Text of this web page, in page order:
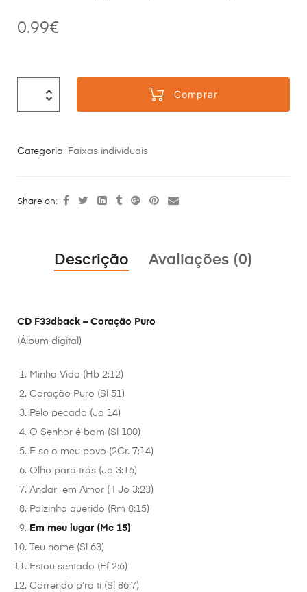
0.99€
Comprar
Categoria: Faixas individuais
Share on:
Descrição Avaliações (0)
CD F33dback – Coração Puro
(Álbum digital)
Minha Vida (Hb 2:12)
Coração Puro (Sl 51)
Pelo pecado (Jo 14)
O Senhor é bom (Sl 100)
E se o meu povo (2Cr. 7:14)
Olho para trás (Jo 3:16)
Andar em Amor ( I Jo 3:23)
Paizinho querido (Rm 8:15)
Em meu lugar (Mc 15)
Teu nome (Sl 63)
Estou sentado (Ef 2:6)
Correndo p’ra ti (Sl 86:7)